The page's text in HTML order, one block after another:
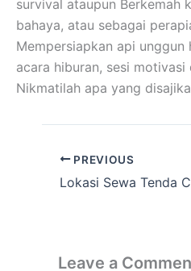
survival ataupun Berkemah
bahaya, atau sebagai
Mempersiapkan api
acara hiburan, sesi
Nikmatilah apa yang
PREVIOUS
Leave a